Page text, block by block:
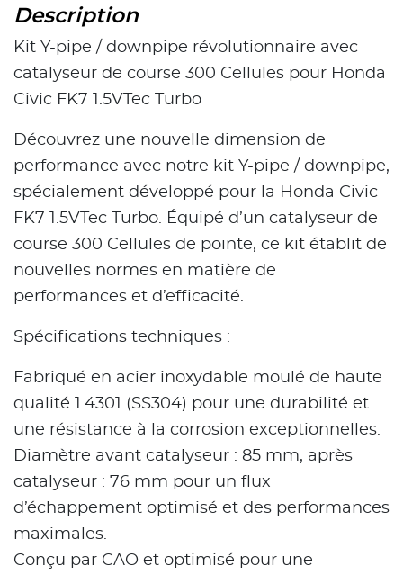
Description
Kit Y-pipe / downpipe révolutionnaire avec
catalyseur de course 300 Cellules pour Honda
Civic FK7 1.5VTec Turbo
Découvrez une nouvelle dimension de
performance avec notre kit Y-pipe / downpipe,
spécialement développé pour la Honda Civic
FK7 1.5VTec Turbo. Équipé d’un catalyseur de
course 300 Cellules de pointe, ce kit établit de
nouvelles normes en matière de
performances et d’efficacité.
Spécifications techniques :
Fabriqué en acier inoxydable moulé de haute
qualité 1.4301 (SS304) pour une durabilité et
une résistance à la corrosion exceptionnelles.
Diamètre avant catalyseur : 85 mm, après
catalyseur : 76 mm pour un flux
d’échappement optimisé et des performances
maximales.
Conçu par CAO et optimisé pour une